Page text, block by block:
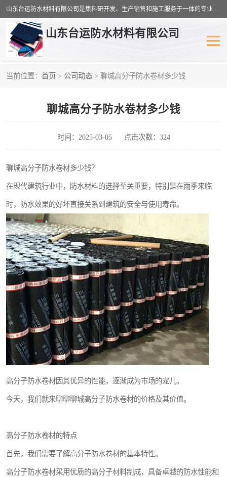
山东台运防水材料有限公司是集科研开发、生产销售和施工服务于一体的专业化防水材料厂家，公司拥有雄厚的研制生产实力和丰富的实际施工经验，在防水材料及施工行业拥有广泛的信誉；公司主要产品有：耐根穿刺SBS防水卷材,自粘型防水卷材,耐水型防水卷材,聚乙烯丙涤纶高分子防水卷材,自粘橡胶沥青防水卷材等。
山东台运防水材料有限公司
当前位置： 首页 > 公司动态 > 聊城高分子防水卷材多少钱
聊城高分子防水卷材多少钱
时间：2025-03-05 点击次数：324
聊城高分子防水卷材多少钱？
在现代建筑行业中，防水材料的选择至关重要，特别是在雨季来临
时，防水效果的好坏直接关系到建筑的安全与使用寿命。
高分子防水卷材因其优异的性能，逐渐成为市场的宠儿。
今天，我们就来聊聊聊城高分子防水卷材的价格及其价值。
高分子防水卷材的特点
首先，我们需要了解高分子防水卷材的基本特性。
高分子防水卷材采用优质的高分子材料制成，具备卓越的防水性能和
工农业塑料 SBS防水卷材
自粘型防水卷材 耐水型防水卷材
高分子防水卷材
聚乙烯丙纶复合防水卷材 聚氯乙烯防水卷材